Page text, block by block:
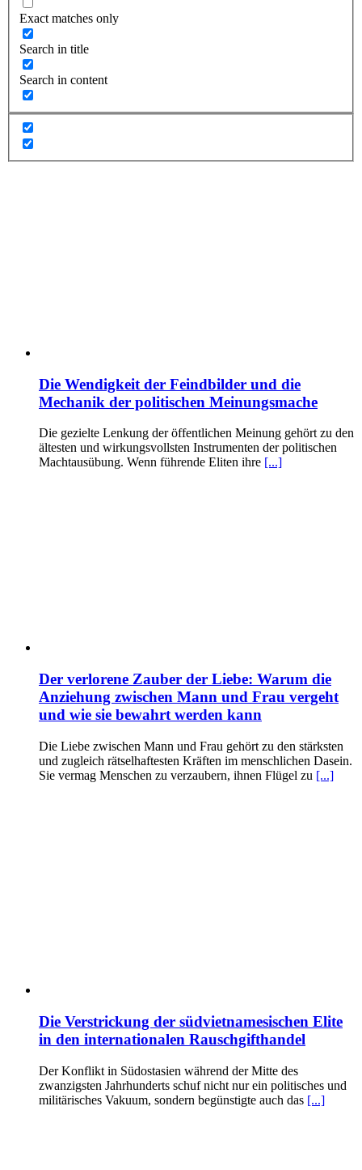
Exact matches only
Search in title
Search in content
Die Wendigkeit der Feindbilder und die
Mechanik der politischen Meinungsmache
Die gezielte Lenkung der öffentlichen Meinung gehört zu den
ältesten und wirkungsvollsten Instrumenten der politischen
Machtausübung. Wenn führende Eliten ihre [...]
Der verlorene Zauber der Liebe: Warum die
Anziehung zwischen Mann und Frau vergeht
und wie sie bewahrt werden kann
Die Liebe zwischen Mann und Frau gehört zu den stärksten
und zugleich rätselhaftesten Kräften im menschlichen Dasein.
Sie vermag Menschen zu verzaubern, ihnen Flügel zu [...]
Die Verstrickung der südvietnamesischen Elite
in den internationalen Rauschgifthandel
Der Konflikt in Südostasien während der Mitte des
zwanzigsten Jahrhunderts schuf nicht nur ein politisches und
militärisches Vakuum, sondern begünstigte auch das [...]